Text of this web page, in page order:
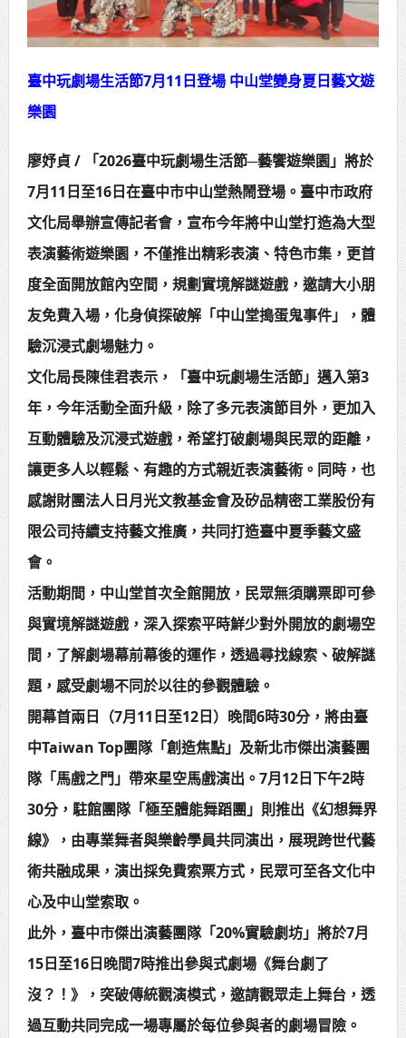
美濃稻米品質競賽開跑 高雄147論壇
揭開好飯祕密、飄米香
蔣萬安指示各單位提前完成海豚颱
風各項防災準備工作
新北行動治理 侯友宜督導基層建設
推動瑞芳礦業文化保存 打造山海觀光
新品牌
中壢三教紫雲宮捐贈救護車 挹注桃
消救護量能
總統接見日本戰略研究論壇暨福和
會訪團 盼深化臺日合作促進印太和平
繁榮
臺中玩劇場生活節7月11日登場 中山堂變身夏日藝文遊
樂園
廖妤貞 / 「2026臺中玩劇場生活節─藝饗遊樂園」將於
7月11日至16日在臺中市中山堂熱鬧登場。臺中市政府
文化局舉辦宣傳記者會，宣布今年將中山堂打造為大型
表演藝術遊樂園，不僅推出精彩表演、特色市集，更首
度全面開放館內空間，規劃實境解謎遊戲，邀請大小朋
友免費入場，化身偵探破解「中山堂搗蛋鬼事件」，體
驗沉浸式劇場魅力。
文化局長陳佳君表示，「臺中玩劇場生活節」邁入第3
年，今年活動全面升級，除了多元表演節目外，更加入
互動體驗及沉浸式遊戲，希望打破劇場與民眾的距離，
讓更多人以輕鬆、有趣的方式親近表演藝術。同時，也
感謝財團法人日月光文教基金會及矽品精密工業股份有
限公司持續支持藝文推廣，共同打造臺中夏季藝文盛
會。
活動期間，中山堂首次全館開放，民眾無須購票即可參
與實境解謎遊戲，深入探索平時鮮少對外開放的劇場空
間，了解劇場幕前幕後的運作，透過尋找線索、破解謎
題，感受劇場不同於以往的參觀體驗。
開幕首兩日（7月11日至12日）晚間6時30分，將由臺
中Taiwan Top團隊「創造焦點」及新北市傑出演藝團
隊「馬戲之門」帶來星空馬戲演出。7月12日下午2時
30分，駐館團隊「極至體能舞蹈團」則推出《幻想舞界
線》，由專業舞者與樂齡學員共同演出，展現跨世代藝
術共融成果，演出採免費索票方式，民眾可至各文化中
心及中山堂索取。
此外，臺中市傑出演藝團隊「20%實驗劇坊」將於7月
15日至16日晚間7時推出參與式劇場《舞台劇了
沒？！》，突破傳統觀演模式，邀請觀眾走上舞台，透
過互動共同完成一場專屬於每位參與者的劇場冒險。